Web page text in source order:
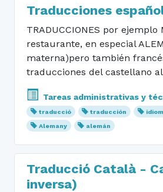
Traducciones
TRADUCCIONES por ejemplo
restaurante, en especial
materna)pero también
traducciones del castellano
Tareas administrativas y
traducció traducción
Alemany
alemán
Traducció Català -
inversa)